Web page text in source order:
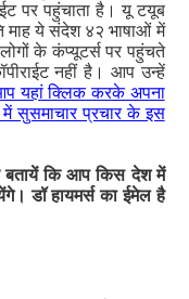
पर पहुंचाता है। यू टयूब
माह ये संदेश ४२ भाषाओं में
के कंप्यूटर्स पर पहुंचते
नहीं है। आप उन्हें
यहां क्लिक करके अपना
सुसमाचार प्रचार के इस
बतायें कि आप किस देश में
डॉ हायमर्स का ईमेल है